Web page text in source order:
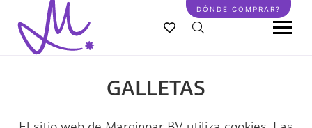
contenido
DÓNDE COMPRAR?
GALLETAS